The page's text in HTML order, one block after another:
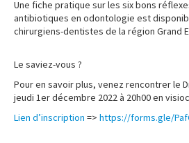
Une fiche pratique sur les six bons
antibiotiques en odontologie est
chirurgiens-dentistes de la région Grand
Le saviez-vous ?
Pour en savoir plus, venez rencontrer le Dr
jeudi 1er décembre 2022 à 20h00 en
Lien d’inscription => https://forms.gle/